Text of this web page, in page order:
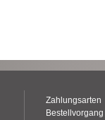
Zahlungsarten
Bestellvorgang